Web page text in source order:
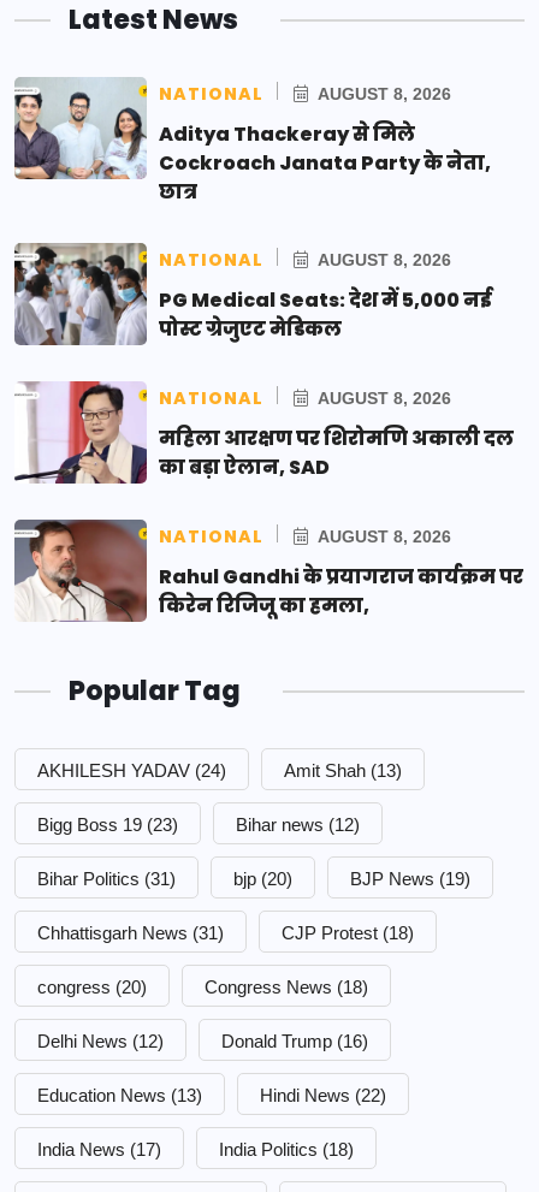
Latest News
NATIONAL AUGUST 8, 2026
Aditya Thackeray से मिले
Cockroach Janata Party के नेता,
छात्र
NATIONAL AUGUST 8, 2026
PG Medical Seats: देश में 5,000 नई
पोस्ट ग्रेजुएट मेडिकल
NATIONAL AUGUST 8, 2026
महिला आरक्षण पर शिरोमणि अकाली दल
का बड़ा ऐलान, SAD
NATIONAL AUGUST 8, 2026
Rahul Gandhi के प्रयागराज कार्यक्रम पर
किरेन रिजिजू का हमला,
Popular Tag
AKHILESH YADAV (24) Amit Shah (13)
Bigg Boss 19 (23) Bihar news (12)
Bihar Politics (31) bjp (20) BJP News (19)
Chhattisgarh News (31) CJP Protest (18)
congress (20) Congress News (18)
Delhi News (12) Donald Trump (16)
Education News (13) Hindi News (22)
India News (17) India Politics (18)